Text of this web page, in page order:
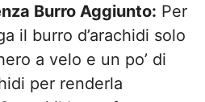
Burro Aggiunto: Per
il burro d’arachidi solo
a velo e un po’ di
per renderla